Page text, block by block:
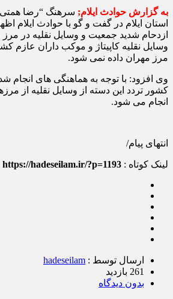
به گزارش حوادث ایلام; سرهنگ “رضا همتی
استان ایلام در گفت و گو با حوادث ایلام
ازدحام شدید جمعیت و وسایل نقلیه در مرز
وسایل نقلیه کاپیتاژ و موکب داران عازم
مرز مهران داده نمی شود.
وی افزود: با توجه به هماهنگی های انجام
کشور تردد این دسته از وسایل نقلیه از
انجام می شود‌.
انتهای پیام/
لینک کوتاه : https://hadeseilam.ir/?p=1193
ارسال توسط : hadeseilam
261 بازدید
بدون دیدگاه